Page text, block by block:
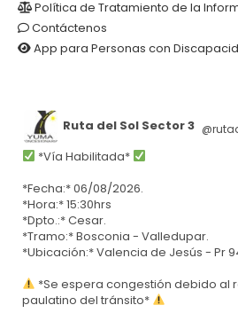
Política de Tratamiento de la
Contáctenos
App para Personas con
Ruta del Sol Sector 3
*Vía Habilitada*
*Fecha:* 06/08/2026.
*Hora:* 15:30hrs
*Dpto.:* Cesar.
*Tramo:* Bosconia - Valledupar.
*Ubicación:* Valencia de Jesús - Pr
*Se espera congestión debido al
paulatino del tránsito*